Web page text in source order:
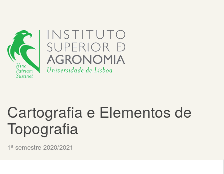
Cartografia e Elementos de
Topografia
1º semestre 2020/2021